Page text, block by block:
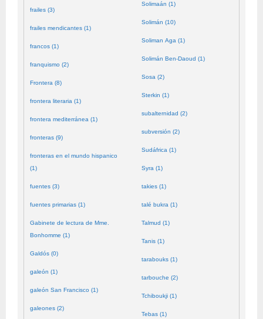
frailes (3)
frailes mendicantes (1)
francos (1)
franquismo (2)
Frontera (8)
frontera literaria (1)
frontera mediterránea (1)
fronteras (9)
fronteras en el mundo hispanico
(1)
fuentes (3)
fuentes primarias (1)
Gabinete de lectura de Mme.
Bonhomme (1)
Galdós (0)
galeón (1)
galeón San Francisco (1)
galeones (2)
Solimaán (1)
Solimán (10)
Soliman Aga (1)
Solimán Ben-Daoud (1)
Sosa (2)
Sterkin (1)
subalternidad (2)
subversión (2)
Sudáfrica (1)
Syra (1)
takies (1)
talé bukra (1)
Talmud (1)
Tanis (1)
tarabouks (1)
tarbouche (2)
Tchiboukji (1)
Tebas (1)